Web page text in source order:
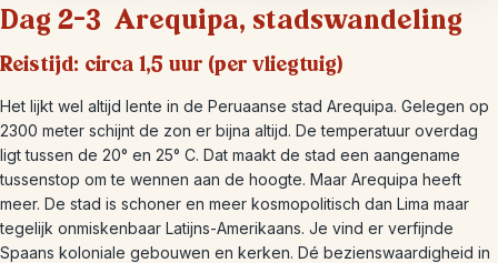
Dag 2-3 Arequipa, stadswandeling
Reistijd: circa 1,5 uur (per vliegtuig)
Het lijkt wel altijd lente in de Peruaanse stad Arequipa. Gelegen op
2300 meter schijnt de zon er bijna altijd. De temperatuur overdag
ligt tussen de 20° en 25° C. Dat maakt de stad een aangename
tussenstop om te wennen aan de hoogte. Maar Arequipa heeft
meer. De stad is schoner en meer kosmopolitisch dan Lima maar
tegelijk onmiskenbaar Latijns-Amerikaans. Je vind er verfijnde
Spaans koloniale gebouwen en kerken. Dé bezienswaardigheid in